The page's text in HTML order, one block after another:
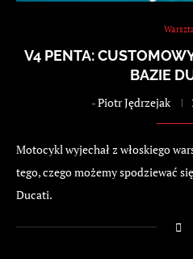
V4 PENTA:
BAZIE
-Piotr Jędrzejak
Motocykl wyjechał z włoskiego
tego, czego możemy spodziewać
Ducati.